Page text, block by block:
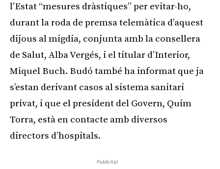
l’Estat “mesures dràstiques” per evitar-ho,
durant la roda de premsa telemàtica d’aquest
dijous al migdia, conjunta amb la consellera
de Salut, Alba Vergés, i el titular d’Interior,
Miquel Buch. Budó també ha informat que ja
s’estan derivant casos al sistema sanitari
privat, i que el president del Govern, Quim
Torra, està en contacte amb diversos
directors d’hospitals.
Publicitat